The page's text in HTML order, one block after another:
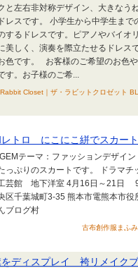
と左右非対称デザイン、大きなう
レスです。 小学生から中学生ま
するドレスです。ピアノやバイオ
美しく、演奏を際立たせるドレス
色です。 お客様のご希望のお色
す。お子様のご希...
Closet｜ザ・ラビットクロゼット
レトロ にこにこ絣でスカート
テーマ：ファッションデザイ
っぷりのスカートです。 ドラマ
芸館 地下洋室 4月16日～21日 9
区千葉城町3-35 熊本市電熊本市
ブログ村
古布創作服まふ
ディスプレイ 袴リメイク